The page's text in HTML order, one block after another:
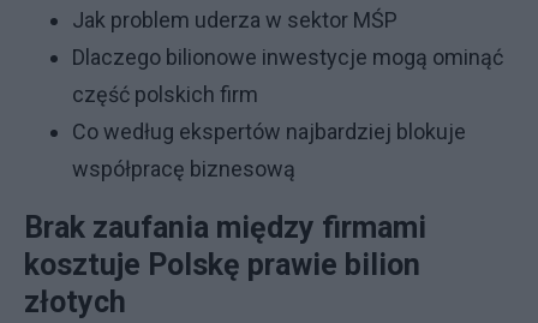
Jak problem uderza w sektor MŚP
Dlaczego bilionowe inwestycje mogą ominąć
część polskich firm
Co według ekspertów najbardziej blokuje
współpracę biznesową
Brak zaufania między firmami
kosztuje Polskę prawie bilion
złotych